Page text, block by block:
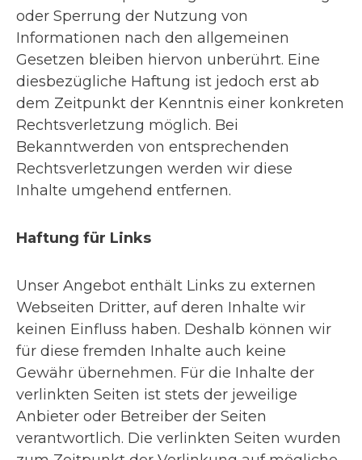
oder Sperrung der Nutzung von
Informationen nach den allgemeinen
Gesetzen bleiben hiervon unberührt. Eine
diesbezügliche Haftung ist jedoch erst ab
dem Zeitpunkt der Kenntnis einer konkreten
Rechtsverletzung möglich. Bei
Bekanntwerden von entsprechenden
Rechtsverletzungen werden wir diese
Inhalte umgehend entfernen.
Haftung für Links
Unser Angebot enthält Links zu externen
Webseiten Dritter, auf deren Inhalte wir
keinen Einfluss haben. Deshalb können wir
für diese fremden Inhalte auch keine
Gewähr übernehmen. Für die Inhalte der
verlinkten Seiten ist stets der jeweilige
Anbieter oder Betreiber der Seiten
verantwortlich. Die verlinkten Seiten wurden